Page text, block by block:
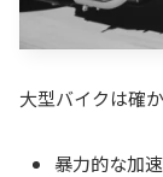
大型バイクは確
暴力的な加速